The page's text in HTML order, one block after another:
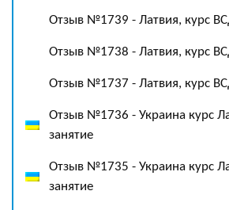
Отзыв №1739 - Латвия, курс
Отзыв №1738 - Латвия, курс
Отзыв №1737 - Латвия, курс
Отзыв №1736 - Украина курс
занятие
Отзыв №1735 - Украина курс
занятие